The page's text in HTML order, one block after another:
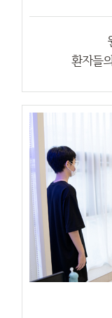
환자들